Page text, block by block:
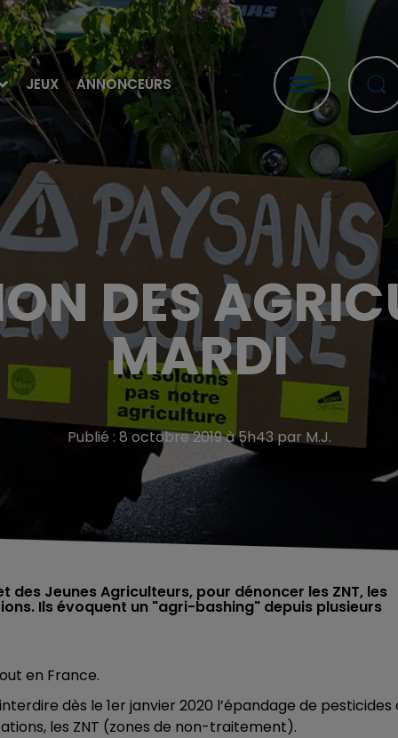
JEUX ANNONCEURS
DES
MARDI
Publié : 8 octobre 2019 à 5h43 par M.J.
des Jeunes Agriculteurs, pour dénoncer les ZNT, les
Ils évoquent un "agri-bashing" depuis plusieurs
en France.
dès le 1er janvier 2020 l’épandage de pesticides
les ZNT (zones de non-traitement).